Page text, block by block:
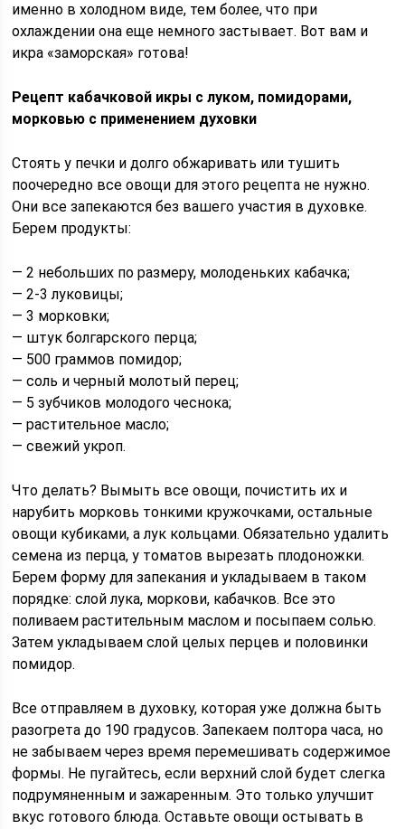
именно в холодном виде, тем более, что при
охлаждении она еще немного застывает. Вот вам и
икра «заморская» готова!
Рецепт кабачковой икры с луком, помидорами,
морковью с применением духовки
Стоять у печки и долго обжаривать или тушить
поочередно все овощи для этого рецепта не нужно.
Они все запекаются без вашего участия в духовке.
Берем продукты:
— 2 небольших по размеру, молоденьких кабачка;
— 2-3 луковицы;
— 3 морковки;
— штук болгарского перца;
— 500 граммов помидор;
— соль и черный молотый перец;
— 5 зубчиков молодого чеснока;
— растительное масло;
— свежий укроп.
Что делать? Вымыть все овощи, почистить их и
нарубить морковь тонкими кружочками, остальные
овощи кубиками, а лук кольцами. Обязательно удалить
семена из перца, у томатов вырезать плодоножки.
Берем форму для запекания и укладываем в таком
порядке: слой лука, моркови, кабачков. Все это
поливаем растительным маслом и посыпаем солью.
Затем укладываем слой целых перцев и половинки
помидор.
Все отправляем в духовку, которая уже должна быть
разогрета до 190 градусов. Запекаем полтора часа, но
не забываем через время перемешивать содержимое
формы. Не пугайтесь, если верхний слой будет слегка
подрумяненным и зажаренным. Это только улучшит
вкус готового блюда. Оставьте овощи остывать в